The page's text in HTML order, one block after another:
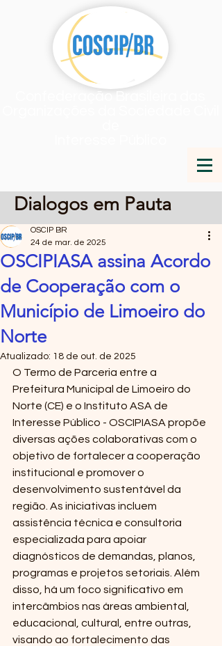
Dialogos em Pauta
OSCIPIASA assina Acordo
de Cooperação com o
Município de Limoeiro do
Norte
OSCIP BR
24 de mar. de 2025
Atualizado: 18 de out. de 2025
O Termo de Parceria entre a
Prefeitura Municipal de Limoeiro do
Norte (CE) e o Instituto ASA de
Interesse Público - OSCIPIASA propõe
diversas ações colaborativas com o
objetivo de fortalecer a cooperação
institucional e promover o
desenvolvimento sustentável da
região. As iniciativas incluem
assistência técnica e consultoria
especializada para apoiar
diagnósticos de demandas, planos,
programas e projetos setoriais. Além
disso, há um foco significativo em
intercâmbios nas áreas ambiental,
educacional, cultural, entre outras,
visando ao fortalecimento das